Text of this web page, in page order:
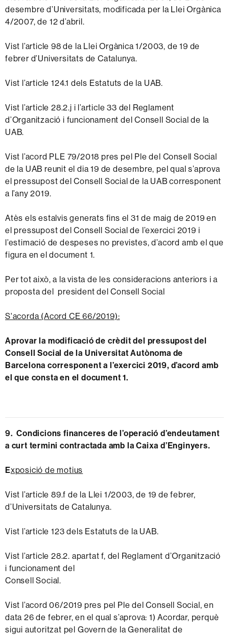
desembre d’Universitats, modificada per la Llei Orgànica
4/2007, de 12 d’abril.
Vist l’article 98 de la Llei Orgànica 1/2003, de 19 de
febrer d’Universitats de Catalunya.
Vist l’article 124.1 dels Estatuts de la UAB.
Vist l’article 28.2.j i l’article 33 del Reglament
d’Organització i funcionament del Consell Social de la
UAB.
Vist l’acord PLE 79/2018 pres pel Ple del Consell Social
de la UAB reunit el dia 19 de desembre, pel qual s’aprova
el pressupost del Consell Social de la UAB corresponent
a l’any 2019.
Atès els estalvis generats fins el 31 de maig de 2019 en
el pressupost del Consell Social de l’exercici 2019 i
l’estimació de despeses no previstes, d’acord amb el que
figura en el document 1.
Per tot això, a la vista de les consideracions anteriors i a
proposta del president del Consell Social
S'acorda (Acord CE 66/2019):
Aprovar la modificació de crèdit del pressupost del
Consell Social de la Universitat Autònoma de
Barcelona corresponent a l’exercici 2019, d’acord amb
el que consta en el document 1.
9. Condicions financeres de l’operació d’endeutament
a curt termini contractada amb la Caixa d’Enginyers.
Exposició de motius
Vist l’article 89.f de la Llei 1/2003, de 19 de febrer,
d’Universitats de Catalunya.
Vist l’article 123 dels Estatuts de la UAB.
Vist l’article 28.2. apartat f, del Reglament d’Organització
i funcionament del
Consell Social.
Vist l’acord 06/2019 pres pel Ple del Consell Social, en
data 26 de febrer, en el qual s’aprova: 1) Acordar, perquè
sigui autoritzat pel Govern de la Generalitat de